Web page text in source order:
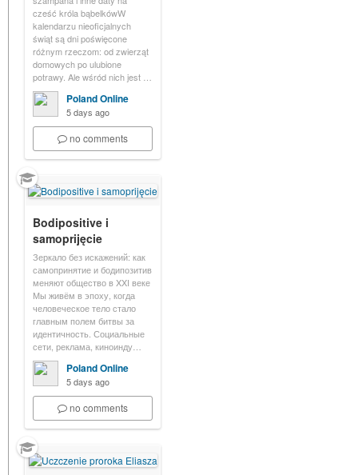
cześć króla bąbelkówW
kalendarzu nieoficjalnych
świąt są dni poświęcone
różnym rzeczom: od zwierząt
domowych po ulubione
potrawy. Ale wśród nich jest …
Poland Online
5 days ago
no comments
Bodipositive i
samoprijęcie
Зеркало без искажений: как
самопринятие и бодипозитив
меняют общество в XXI веке
Мы живём в эпоху, когда
человеческое тело стало
главным полем битвы за
идентичность. Социальные
сети, реклама, киноинду…
Poland Online
5 days ago
no comments